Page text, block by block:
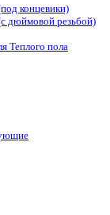
концевики)
дюймовой резьбой)
Теплого пола